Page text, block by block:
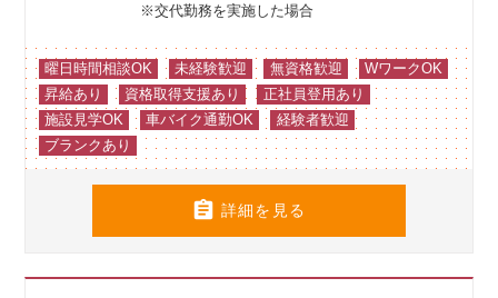
※交代勤務を実施した場合
曜日時間相談OK 未経験歓迎 無資格歓迎
WワークOK
昇給あり
資格取得支援あり
正社員登用あり
施設見学OK
車バイク通勤OK
経験者歓迎
ブランクあり
 詳細を見る